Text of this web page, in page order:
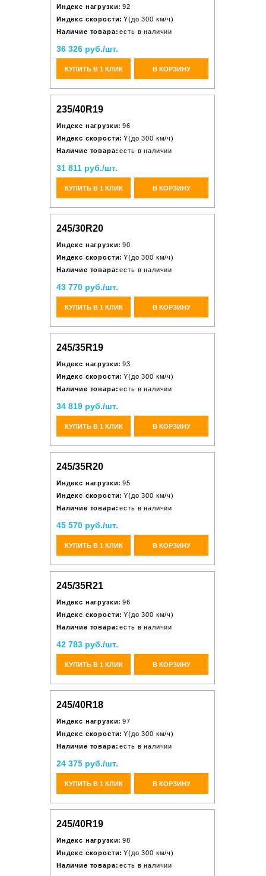
Индекс нагрузки: 92
Индекс скорости: Y(до 300 км/ч)
Наличие товара: есть в наличии
36 326 руб./шт.
КУПИТЬ В 1 КЛИК В КОРЗИНУ
235/40R19
Индекс нагрузки: 96
Индекс скорости: Y(до 300 км/ч)
Наличие товара: есть в наличии
31 811 руб./шт.
КУПИТЬ В 1 КЛИК В КОРЗИНУ
245/30R20
Индекс нагрузки: 90
Индекс скорости: Y(до 300 км/ч)
Наличие товара: есть в наличии
43 770 руб./шт.
КУПИТЬ В 1 КЛИК В КОРЗИНУ
245/35R19
Индекс нагрузки: 93
Индекс скорости: Y(до 300 км/ч)
Наличие товара: есть в наличии
34 819 руб./шт.
КУПИТЬ В 1 КЛИК В КОРЗИНУ
245/35R20
Индекс нагрузки: 95
Индекс скорости: Y(до 300 км/ч)
Наличие товара: есть в наличии
45 570 руб./шт.
КУПИТЬ В 1 КЛИК В КОРЗИНУ
245/35R21
Индекс нагрузки: 96
Индекс скорости: Y(до 300 км/ч)
Наличие товара: есть в наличии
42 783 руб./шт.
КУПИТЬ В 1 КЛИК В КОРЗИНУ
245/40R18
Индекс нагрузки: 97
Индекс скорости: Y(до 300 км/ч)
Наличие товара: есть в наличии
24 375 руб./шт.
КУПИТЬ В 1 КЛИК В КОРЗИНУ
245/40R19
Индекс нагрузки: 98
Индекс скорости: Y(до 300 км/ч)
Наличие товара: есть в наличии